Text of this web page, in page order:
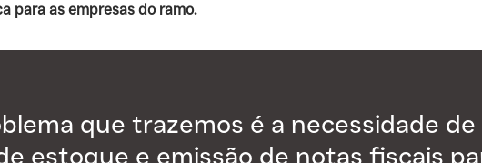
para as empresas do ramo.
que trazemos é a necessidade
estoque e emissão de notas fiscais